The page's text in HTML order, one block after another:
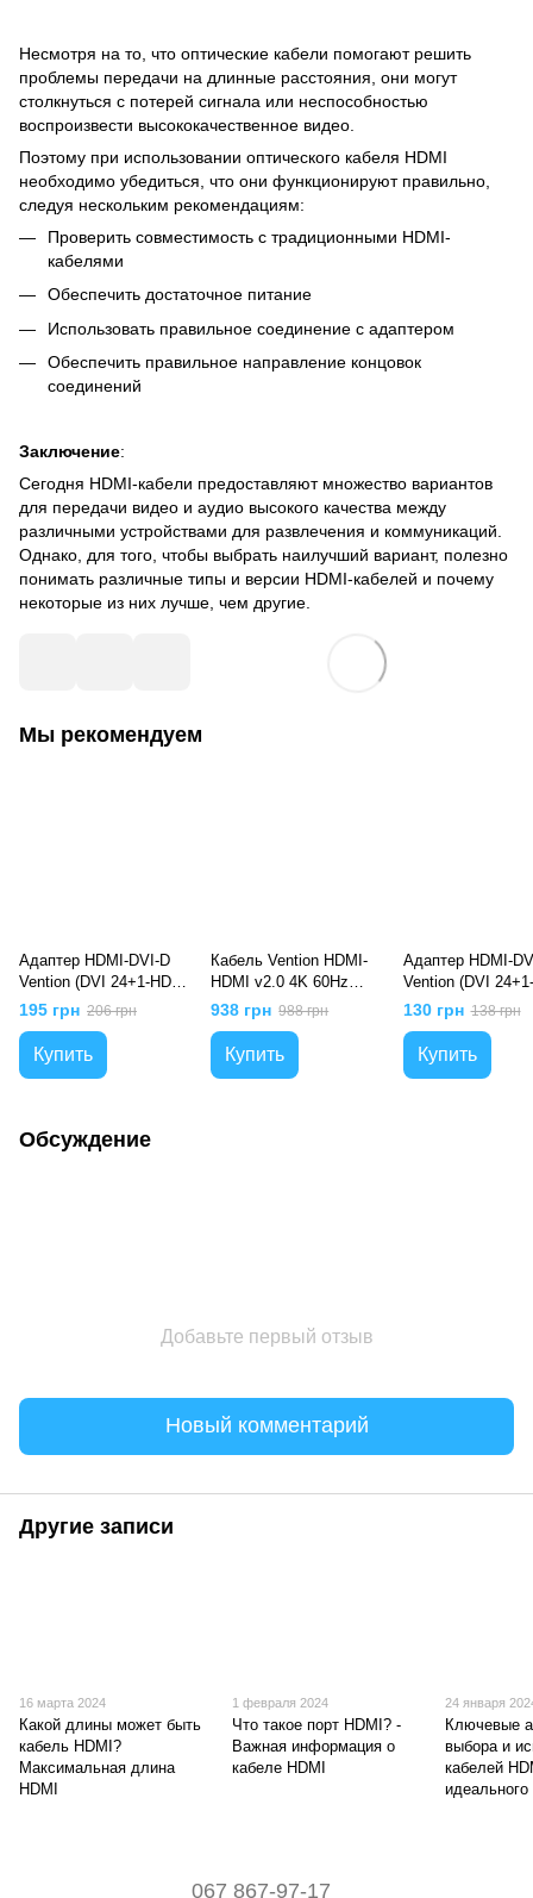
Несмотря на то, что оптические кабели помогают решить
проблемы передачи на длинные расстояния, они могут
столкнуться с потерей сигнала или неспособностью
воспроизвести высококачественное видео.
Поэтому при использовании оптического кабеля HDMI
необходимо убедиться, что они функционируют правильно,
следуя нескольким рекомендациям:
Проверить совместимость с традиционными HDMI-
кабелями
Обеспечить достаточное питание
Использовать правильное соединение с адаптером
Обеспечить правильное направление концовок
соединений
Заключение:
Сегодня HDMI-кабели предоставляют множество вариантов
для передачи видео и аудио высокого качества между
различными устройствами для развлечения и коммуникаций.
Однако, для того, чтобы выбрать наилучший вариант, полезно
понимать различные типы и версии HDMI-кабелей и почему
некоторые из них лучше, чем другие.
Мы рекомендуем
Адаптер HDMI-DVI-D
Vention (DVI 24+1-HDMI
1.4) M/F 1080P 60Hz
Black (ECDB0), Черный
195 грн 206 грн
Купить
Кабель Vention HDMI-
HDMI v2.0 4K 60Hz
Cotton Braided, 10m,
Серый
938 грн 988 грн
Купить
Адаптер HDMI-
Vention (DVI
1.4) M/F 1080P
Upgraded gold-
Black (AILB0),
130 грн 138 грн
Купить
Обсуждение
Добавьте первый отзыв
Новый комментарий
Другие записи
16 марта 2024
Какой длины может быть
кабель HDMI?
Максимальная длина
HDMI
1 февраля 2024
Что такое порт HDMI? -
Важная информация о
кабеле HDMI
24 января
Ключевые
выбора и
кабелей
067 867-97-17